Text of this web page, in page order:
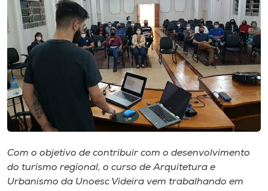
Rádio
Museu
Unoesc
Store
Selecione
o idioma
Com o objetivo de contribuir com o desenvolvimento
do turismo regional, o curso de Arquitetura e
Urbanismo da Unoesc Videira vem trabalhando em